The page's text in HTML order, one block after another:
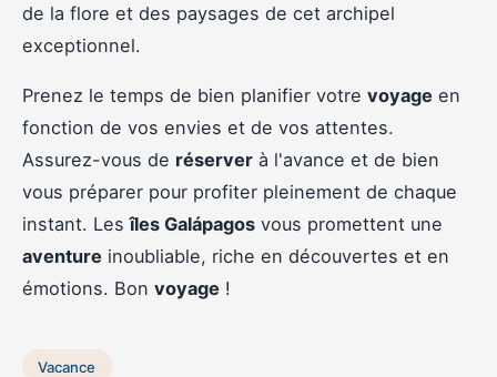
de la flore et des paysages de cet archipel
exceptionnel.
Prenez le temps de bien planifier votre voyage en
fonction de vos envies et de vos attentes.
Assurez-vous de réserver à l'avance et de bien
vous préparer pour profiter pleinement de chaque
instant. Lesîles Galápagos vous promettent une
aventure inoubliable, riche en découvertes et en
émotions. Bon voyage !
Vacance